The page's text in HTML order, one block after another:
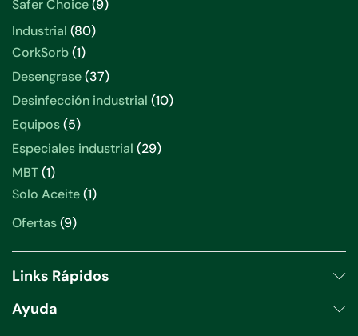
Safer Choice 9
Industrial 80
CorkSorb 1
Desengrase 37
Desinfección industrial 10
Equipos 5
Especiales industrial 29
MBT 1
Solo Aceite 1
Ofertas 9
Links Rápidos
Ayuda